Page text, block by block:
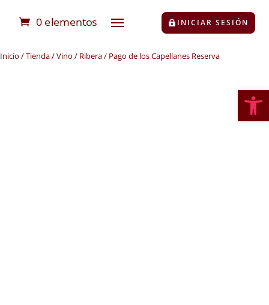
0 elementos INICIAR SESIÓN
Inicio /Tienda/Vino / Ribera/ Pago de los Capellanes Reserva